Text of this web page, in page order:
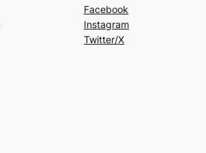
Facebook
Instagram
Twitter/X